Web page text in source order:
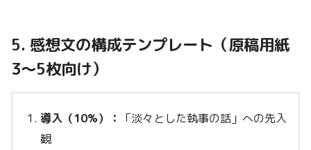
5. 感想文の構成テンプレート（原稿用紙
3〜5枚向け）
導入（10%）：
「淡々とした執事の話」への先入
観